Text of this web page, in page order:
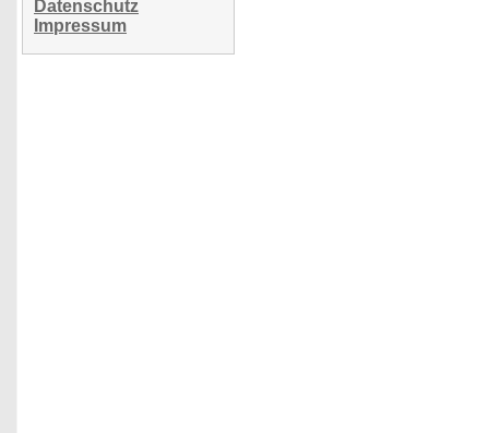
Datenschutz
Impressum